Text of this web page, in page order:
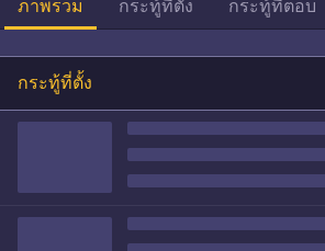
ภาพรวม กระทู้ที่ตั้ง กระทู้ที่ตอบ
กระทู้ที่ตั้ง